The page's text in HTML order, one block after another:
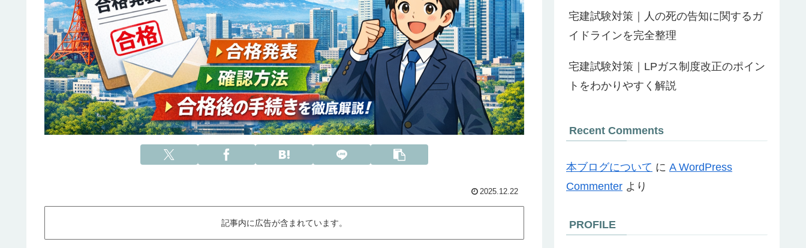
2025.12.22
記事内に広告が含まれています。
宅建試験対策｜人の死の告知に関するガ
イドラインを完全整理
宅建試験対策｜LPガス制度改正のポイン
トをわかりやすく解説
Recent Comments
本ブログについて に A WordPress
Commenter より
PROFILE